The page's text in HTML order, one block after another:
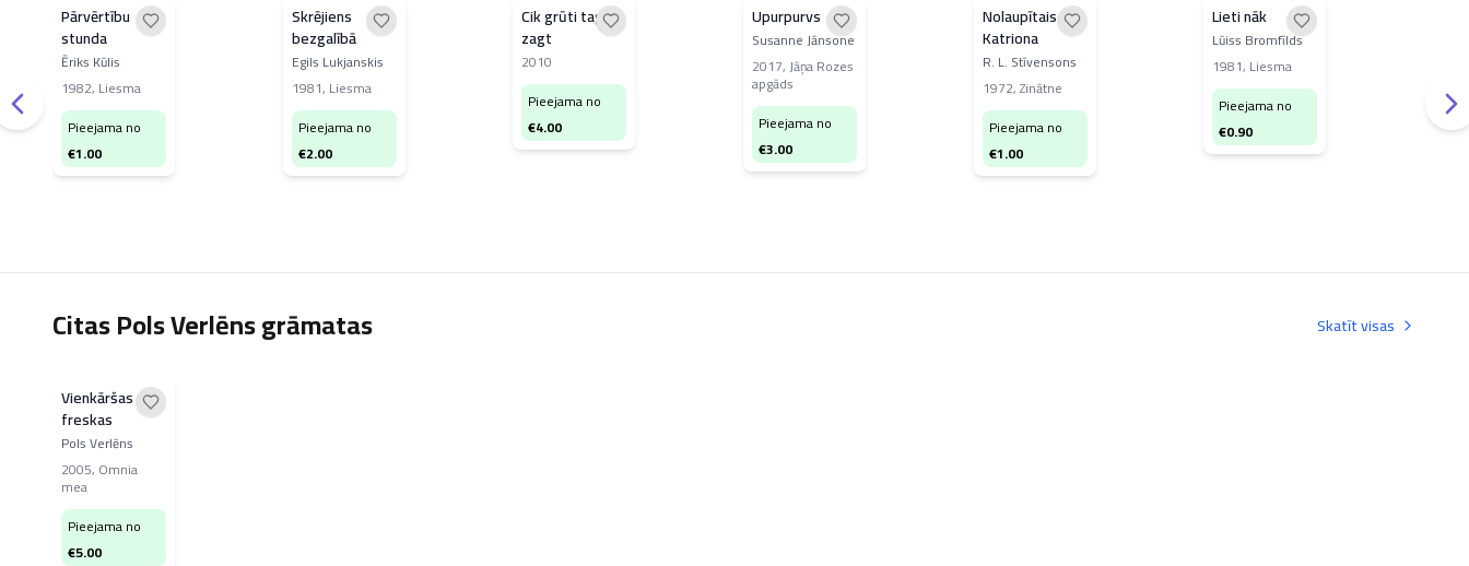
Pārvērtību
stunda
Ēriks Kūlis
1982, Liesma
Pieejama no
€1.00
Skrējiens
bezgalībā
Egils Lukjanskis
1981, Liesma
Pieejama no
€2.00
Cik grūti tagad
zagt
2010
Pieejama no
€4.00
Upurpurvs
Susanne Jānsone
2017,Jāņa Rozes
apgāds
Pieejama no
€3.00
Nolaupītais.
Katriona
R. L. Stīvensons
1972,Zinātne
Pieejama no
€1.00
Lieti nāk
Lūiss Bromfīlds
1981, Liesma
Pieejama no
€0.90
Citas Pols Verlēns grāmatas Skatīt visas
Vienkāršas
freskas
Pols Verlēns
2005, Omnia
mea
Pieejama no
€5.00